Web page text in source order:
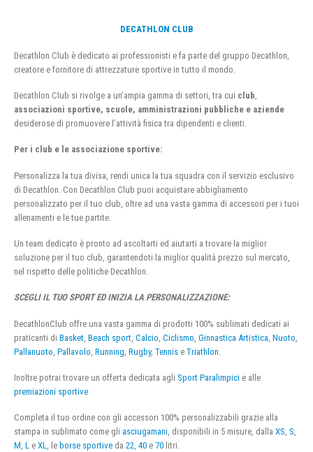
DECATHLON CLUB
Decathlon Club è dedicato ai professionisti e fa parte del gruppo Decathlon,
creatore e fornitore di attrezzature sportive in tutto il mondo.
Decathlon Club si rivolge a un’ampia gamma di settori, tra cui club
associazioni sportive, scuole, amministrazioni pubbliche e aziende
desiderose di promuovere l’attività fisica tra dipendenti e clienti.
Per i club e le associazione sportive:
Personalizza la tua divisa, rendi unica la tua squadra con il servizio esclusivo
di Decathlon. Con Decathlon Club puoi acquistare abbigliamento
personalizzato per il tuo club, oltre ad una vasta gamma di accessori per i tuoi
allenamenti e le tue partite.
Un team dedicato è pronto ad ascoltarti ed aiutarti a trovare la miglior
soluzione per il tuo club, garantendoti la miglior qualità prezzo sul mercato,
nel rispetto delle politiche Decathlon.
SCEGLI IL TUO SPORT ED INIZIA LA PERSONALIZZAZIONE:
DecathlonClub offre una vasta gamma di prodotti 100% sublimati dedicati ai
praticanti di Basket Beach sport Calcio Ciclismo Ginnastica Artistica Nuoto
Pallanuoto Pallavolo Running Rugby, Tennis e Triathlon
Inoltre potrai trovare un offerta dedicata agli Sport Paralimpici e alle
premiazioni sportive
Completa il tuo ordine con gli accessori 100% personalizzabili grazie alla
stampa in sublimato come gli asciugamani, disponibili in 5 misure, dalla XS, S,
M, L e XL, le borse sportive da 22, 40 e 70 litri.